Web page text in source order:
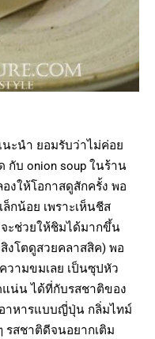
ะนำ ยอมรับว่าไม่ค่อย
กับ onion soup ในร้าน
งให้โอกาสดูสักครั้ง พอ
กน้อย เพราะเห็นชีส
ะช่วยให้ชิมได้มากขึ้น
งโตดูสวยคลาสสิค) พอ
วามขมเลย เป็นซุปหัว
น่น ได้ที่กับรสชาติของ
าหารแบบญี่ปุ่น กลิ่มไทม์
รสชาติดีจนอยากเติม